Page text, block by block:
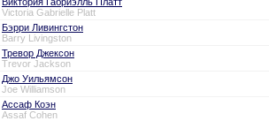
Victoria Gabrielle Platt
Бэрри Ливингстон
Barry Livingston
Тревор Джексон
Trevor Jackson
Джо Уильямсон
Joe Williamson
Ассаф Коэн
Assaf Cohen